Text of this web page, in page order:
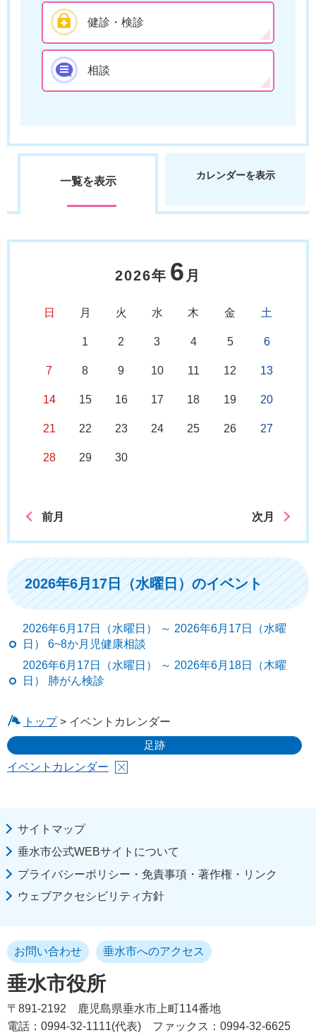
健診・検診
相談
一覧を表示 カレンダーを表示
2026年 6 月
日 月 火 水 木 金 土
1 2 3 4 5 6
7 8 9 10 11 12 13
14 15 16 17 18 19 20
21 22 23 24 25 26 27
28 29 30
前月 次月
2026年6月17日（水曜日）のイベント
2026年6月17日（水曜日） ～ 2026年6月17日（水曜
日） 6~8か月児健康相談
2026年6月17日（水曜日） ～ 2026年6月18日（木曜
日） 肺がん検診
トップ> イベントカレンダー
足跡
イベントカレンダー
サイトマップ
垂水市公式WEBサイトについて
プライバシーポリシー・免責事項・著作権・リンク
ウェブアクセシビリティ方針
垂水市役所
お問い合わせ 垂水市へのアクセス
〒891-2192
鹿児島県垂水市上町114番地
電話：0994-32-1111(代表)
ファックス：0994-32-6625